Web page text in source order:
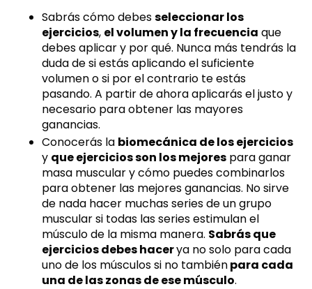
Sabrás cómo debesseleccionar los
ejercicios, el volumen y la frecuencia que
debes aplicar y por qué. Nunca más tendrás la
duda de si estás aplicando el suficiente
volumen o si por el contrario te estás
pasando. A partir de ahora aplicarás el justo y
necesario para obtener las mayores
ganancias.
Conocerás la biomecánica de los ejercicios
y que ejercicios son los mejores para ganar
masa muscular y cómo puedes combinarlos
para obtener las mejores ganancias. No sirve
de nada hacer muchas series de un grupo
muscular si todas las series estimulan el
músculo de la misma manera. Sabrás que
ejercicios debes hacerya no solo para cada
uno de los músculos si no tambiénpara cada
una de las zonas de ese músculo.